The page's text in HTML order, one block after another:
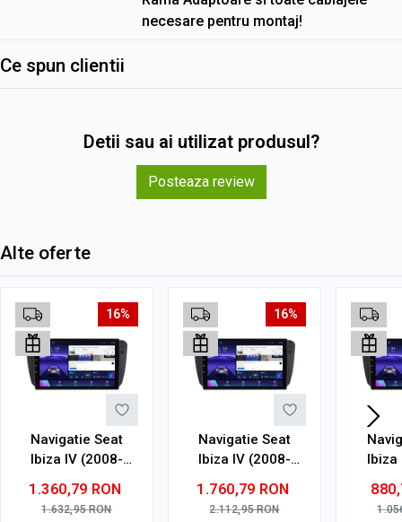
necesare pentru montaj!
Ce spun clientii
Detii sau ai utilizat produsul?
Posteaza review
Alte oferte
16%
Navigatie Seat
Ibiza IV (2008-
6GB RAM, 128GB
ROM, Ecran QLED
1.360,79 RON
1.632,95RON
16%
Navigatie Seat
Ibiza IV (2008-
8GB RAM, 128GB
ROM, Ecran QLED
1.760,79 RON
2.112,95RON
Ibiza
2GB